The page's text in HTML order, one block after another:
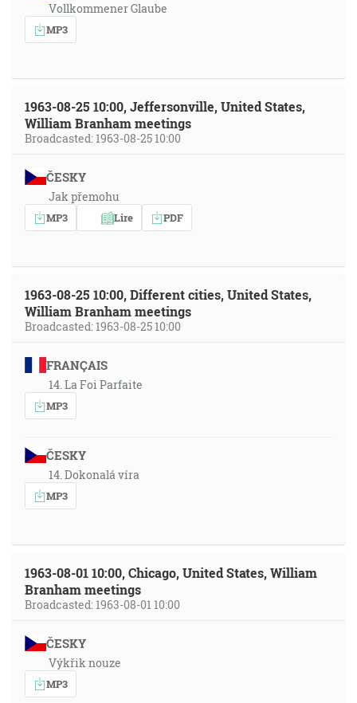
Vollkommener Glaube
MP3
1963-08-25 10:00, Jeffersonville, United States,
William Branham meetings
Broadcasted: 1963-08-25 10:00
ČESKY
Jak přemohu
MP3 Lire PDF
1963-08-25 10:00, Different cities, United States,
William Branham meetings
Broadcasted: 1963-08-25 10:00
FRANÇAIS
14. La Foi Parfaite
MP3
ČESKY
14. Dokonalá víra
MP3
1963-08-01 10:00, Chicago, United States, William
Branham meetings
Broadcasted: 1963-08-01 10:00
ČESKY
Výkřik nouze
MP3